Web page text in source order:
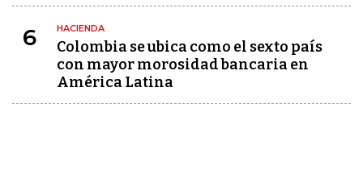
6 HACIENDA
Colombia se ubica como el sexto país
con mayor morosidad bancaria en
América Latina